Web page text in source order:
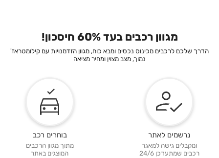
מגוון רכבים בעד 60% חיסכון!
הדרך שלכם לרכבים מכינוס נכסים ומבא כוח, מגוון הזדמנויות עם קילומטראז'
נמוך, מצב מצוין ומחיר מציאה
נרשמים לאתר
ומקבלים גישה למאגר
רכבים שמתעדכן 24/6
בוחרים רכב
מתוך מגוון הרכבים
המוצגים באתר